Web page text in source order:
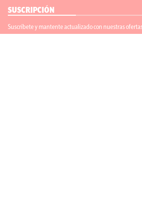
SUSCRIPCIÓN
Suscríbete y mantente actualizado con nuestras